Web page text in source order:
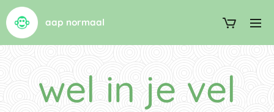
aap normaal
wel in je vel